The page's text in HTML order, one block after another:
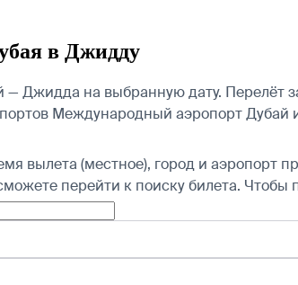
в Джидду
Джидда на выбранную дату. Перелёт
Международный аэропорт
вылета (местное), город и аэропорт
перейти к поиску билета. Чтобы